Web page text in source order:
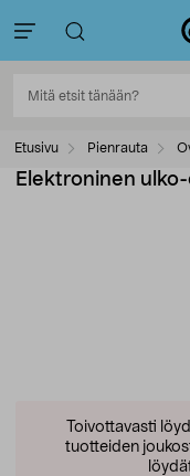
Etusivu Pienrauta
Elektroninen
Toivottavasti
tuotteiden